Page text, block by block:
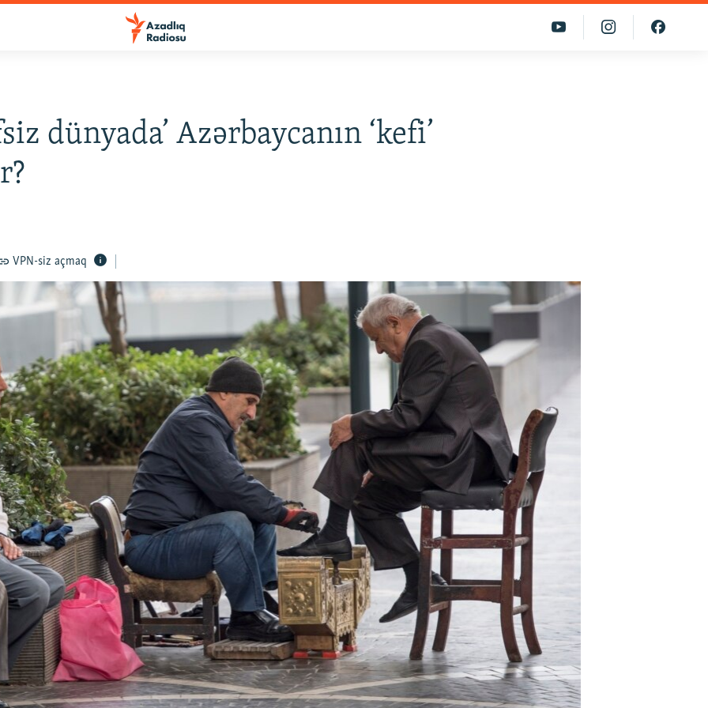
dünyada’ Azərbaycanın ‘kefi’
VPN-siz açmaq